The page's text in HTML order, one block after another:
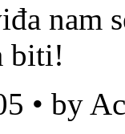
nam
biti!
• by